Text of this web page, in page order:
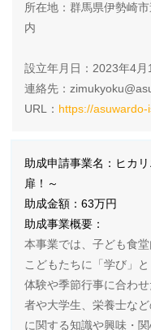
所在地：群馬県伊勢崎
内
設立年月日：2023年4月
連絡先：
URL： https://
助成申請事業名：ヒカ
扉！～
助成金額：63万円
助成事業概要：
本事業では、子ども食
こどもたちに「学び」
体験や季節行事に合わ
者や大学生、栄養士な
に関する知識や興味・